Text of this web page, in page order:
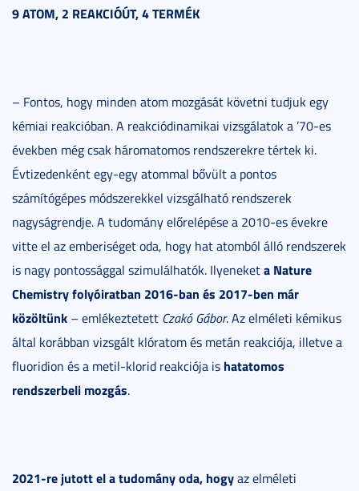
9 ATOM, 2 REAKCIÓÚT, 4 TERMÉK
– Fontos, hogy minden atom mozgását követni tudjuk egy
kémiai reakcióban. A reakciódinamikai vizsgálatok a ’70-es
években még csak háromatomos rendszerekre tértek ki.
Évtizedenként egy-egy atommal bővült a pontos
számítógépes módszerekkel vizsgálható rendszerek
nagyságrendje. A tudomány előrelépése a 2010-es évekre
vitte el az emberiséget oda, hogy hat atomból álló rendszerek
is nagy pontossággal szimulálhatók. Ilyeneketa Nature
Chemistry folyóiratban 2016-ban és 2017-ben már
közöltünk – emlékeztetett Czakó Gábor. Az elméleti kémikus
által korábban vizsgált klóratom és metán reakciója, illetve a
fluoridion és a metil-klorid reakciója is hatatomos
rendszerbeli mozgás.
2021-re jutott el a tudomány oda, hogyaz elméleti